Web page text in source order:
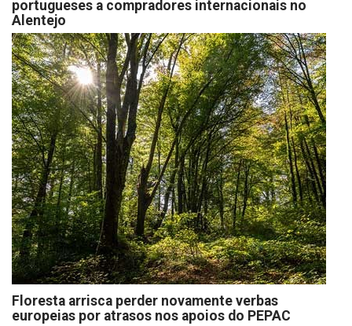
portugueses a compradores internacionais no
Alentejo
Floresta arrisca perder novamente verbas
europeias por atrasos nos apoios do PEPAC